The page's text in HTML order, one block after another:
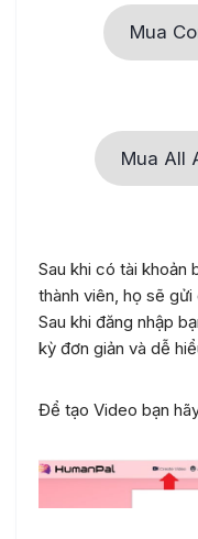
Mua
Mua All
Sau khi có tài khoản
thành viên, họ sẽ
Sau khi đăng nhập
kỳ đơn giản và dễ
Để tạo Video bạn